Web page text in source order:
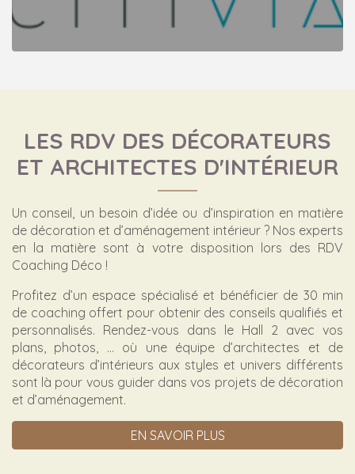
LES RDV DES DÉCORATEURS
ET ARCHITECTES D'INTÉRIEUR
Un conseil, un besoin d’idée ou d’inspiration en matière
de décoration et d’aménagement intérieur ? Nos experts
en la matière sont à votre disposition lors des RDV
Coaching Déco !
Profitez d’un espace spécialisé et bénéficier de 30 min
de coaching offert pour obtenir des conseils qualifiés et
personnalisés. Rendez-vous dans le Hall 2 avec vos
plans, photos, … où une équipe d’architectes et de
décorateurs d’intérieurs aux styles et univers différents
sont là pour vous guider dans vos projets de décoration
et d’aménagement.
EN SAVOIR PLUS